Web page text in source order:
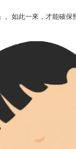
如此一來，才能確保